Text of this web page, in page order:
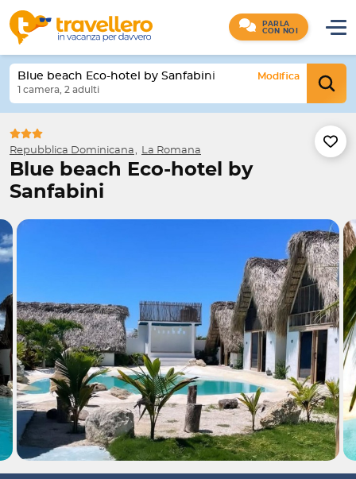
PARLA
CON NOI
Blue beach Eco-hotel by Sanfabini
Modifica
1 camera, 2 adulti
Repubblica Dominicana La Romana
Blue beach Eco-hotel by
Sanfabini